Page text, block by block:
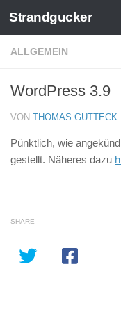
Zum Inhalt springen
Strandgucker
ALLGEMEIN
WordPress 3.9
VON THOMAS GUTTECK
Pünktlich, wie
gestellt. Näheres dazu
SHARE